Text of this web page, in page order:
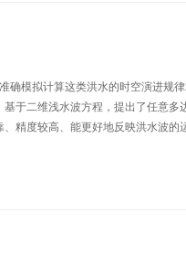
模拟计算这类洪水的时空演进规
于二维浅水波方程，提出了任意多
精度较高、能更好地反映洪水波